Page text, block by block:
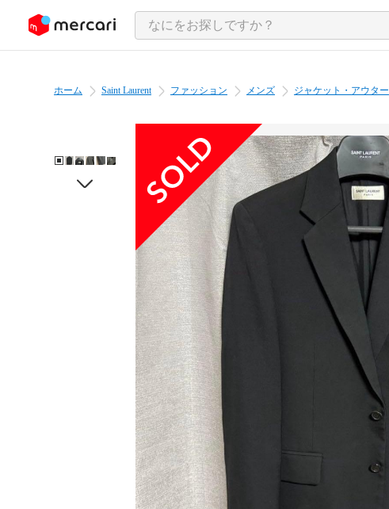
ツにスキップ
ホーム Saint Laurent ファッション メンズ ジャケット・アウター